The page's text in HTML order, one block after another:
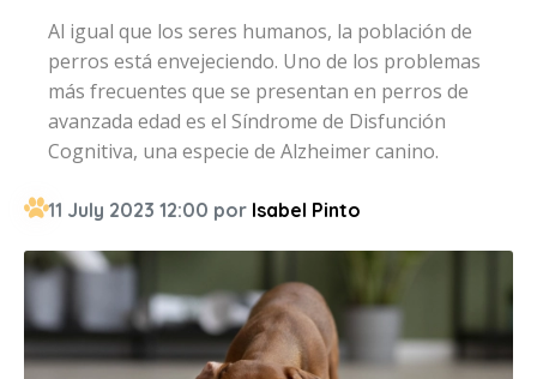
Al igual que los seres humanos, la población de
perros está envejeciendo. Uno de los problemas
más frecuentes que se presentan en perros de
avanzada edad es el Síndrome de Disfunción
Cognitiva, una especie de Alzheimer canino.
11 July 2023 12:00 por Isabel Pinto